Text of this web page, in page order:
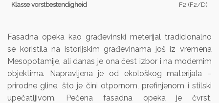
Klasse vorstbestendigheid F2 (F2/D)
Fasadna opeka kao građevinski meterijal tradicionalno
se koristila na istorijskim građevinama još iz vremena
Mesopotamije, ali danas je ona čest izbor i na modernim
objektima. Napravljena je od ekološkog materijala –
prirodne gline, što je čini otpornom, prefinjenom i stilski
upečatljivom. Pečena fasadna opeka je čvrst,